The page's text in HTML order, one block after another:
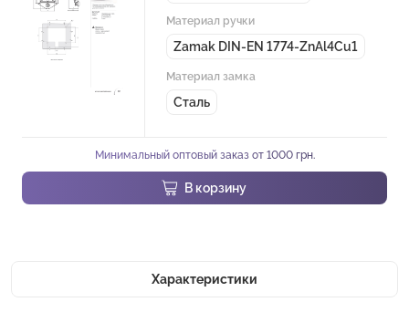
Материал ручки
Zamak DIN-EN 1774-ZnAl4Cu1
Материал замка
Сталь
Минимальный оптовый заказ от 1000 грн.
В корзину
Характеристики